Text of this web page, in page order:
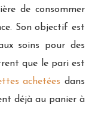
de consommer
Son objectif est
soins pour des
que le pari est
achetées dans
déjà au panier à